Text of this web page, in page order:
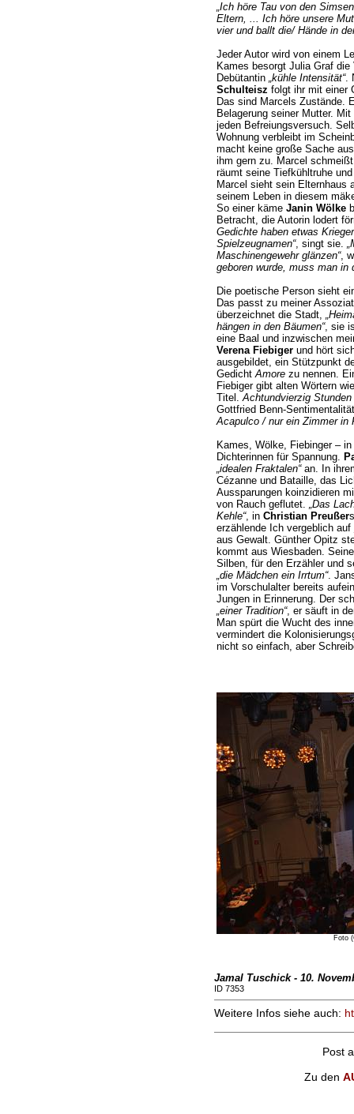
„Ich höre Tau von den
Eltern, ... Ich höre unsere
vier und ballt die/ Hände in
Jeder Autor wird von einem
Kames besorgt Julia Graf
Debütantin „kühle Intensität“.
Schulteisz folgt ihr mit einer
Das sind Marcels Zustände.
Belagerung seiner Mutter.
jeden Befreiungsversuch.
Wohnung verbleibt im
macht keine große Sache
ihm gern zu. Marcel
räumt seine Tiefkühltruhe
Marcel sieht sein Elternhaus
seinem Leben in diesem
So einer käme Janin Wölke
Betracht, die Autorin lodert
Gedichte haben etwas
Spielzeugnamen“, singt sie.
Maschinengewehr glänzen“,
geboren wurde, muss man in
Die poetische Person sieht
Das passt zu meiner
überzeichnet die Stadt,
hängen in den Bäumen“, sie
eine Baal und inzwischen
Verena Fiebigerund hört
ausgebildet, ein Stützpunkt
GedichtAmorezu nennen.
Fiebiger gibt alten Wörtern
Titel.Achtundvierzig
Gottfried Benn-
Acapulco / nur ein Zimmer in
Kames, Wölke, Fiebinger –
Dichterinnen für Spannung.
„idealen Fraktalen“an. In
Cézanne und Bataille, das
Aussparungen koinzidieren
von Rauch geflutet. „Das
Kehle“, in Christian Preußer
erzählende Ich vergeblich auf
aus Gewalt. Günther Opitz
kommt aus Wiesbaden.
Silben, für den Erzähler und
„die Mädchen ein Irrtum“.
im Vorschulalter bereits
Jungen in Erinnerung. Der
„einer Tradition“, er säuft in
Man spürt die Wucht des
vermindert die
nicht so einfach, aber
Foto
Jamal Tuschick - 10.
ID 7353
Weitere Infos siehe auch:
Post
Zu den